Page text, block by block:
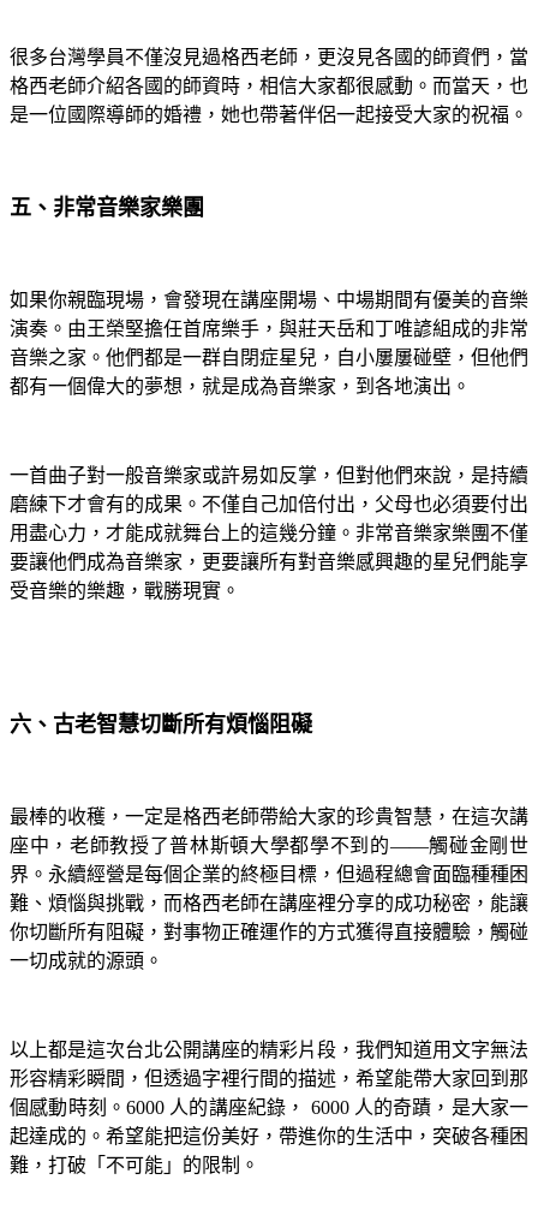
很多台灣學員不僅沒見過格西老師，更沒見各國的師資們，當
格西老師介紹各國的師資時，相信大家都很感動。而當天，也
是一位國際導師的婚禮，她也帶著伴侶一起接受大家的祝福。
五、非常音樂家樂團
如果你親臨現場，會發現在講座開場、中場期間有優美的音樂
演奏。由王榮堅擔任首席樂手，與莊天岳和丁唯諺組成的非常
音樂之家。他們都是一群自閉症星兒，自小屢屢碰壁，但他們
都有一個偉大的夢想，就是成為音樂家，到各地演出。
一首曲子對一般音樂家或許易如反掌，但對他們來說，是持續
磨練下才會有的成果。不僅自己加倍付出，父母也必須要付出
用盡心力，才能成就舞台上的這幾分鐘。非常音樂家樂團不僅
要讓他們成為音樂家，更要讓所有對音樂感興趣的星兒們能享
受音樂的樂趣，戰勝現實。
六、古老智慧切斷所有煩惱阻礙
最棒的收穫，一定是格西老師帶給大家的珍貴智慧，在這次講
座中，老師教授了普林斯頓大學都學不到的——觸碰金剛世
界。永續經營是每個企業的終極目標，但過程總會面臨種種困
難、煩惱與挑戰，而格西老師在講座裡分享的成功秘密，能讓
你切斷所有阻礙，對事物正確運作的方式獲得直接體驗，觸碰
一切成就的源頭。
以上都是這次台北公開講座的精彩片段，我們知道用文字無法
形容精彩瞬間，但透過字裡行間的描述，希望能帶大家回到那
個感動時刻。6000 人的講座紀錄， 6000 人的奇蹟，是大家一
起達成的。希望能把這份美好，帶進你的生活中，突破各種困
難，打破「不可能」的限制。